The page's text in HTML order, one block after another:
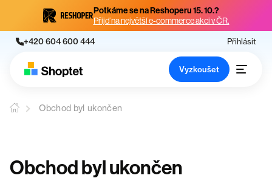
Potkáme se na Reshoperu 15. 10.?
Přijď na největší e-commerce akci v ČR.
+420 604 600 444 Přihlásit
Vyzkoušet
Obchod byl ukončen
Obchod byl ukončen